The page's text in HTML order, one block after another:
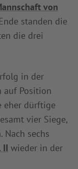
von
standen die
die drei
in der
auf Position
eher dürftige
vier Siege,
Nach sechs
II wieder in der